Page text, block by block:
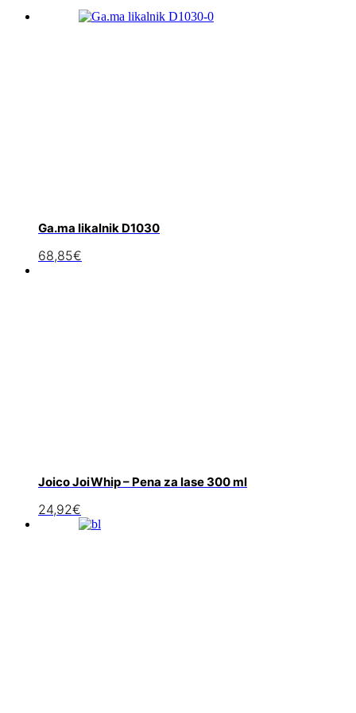
Ga.ma likalnik D1030
68,85€
Joico JoiWhip – Pena za lase 300 ml
24,92€